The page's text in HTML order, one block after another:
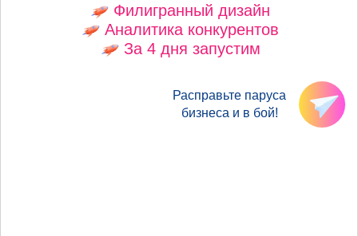
Филигранный дизайн
Аналитика конкурентов
За 4 дня запустим
Расправьте паруса
бизнеса и в бой!